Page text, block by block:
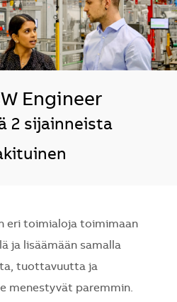
Engineer
2 sijainneista
eri toimialoja toimimaan
ja lisäämään samalla
tuottavuutta ja
menestyvät paremmin.